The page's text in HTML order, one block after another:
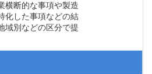
横断的な事項や製造
化した事項などの結
域別などの区分で提